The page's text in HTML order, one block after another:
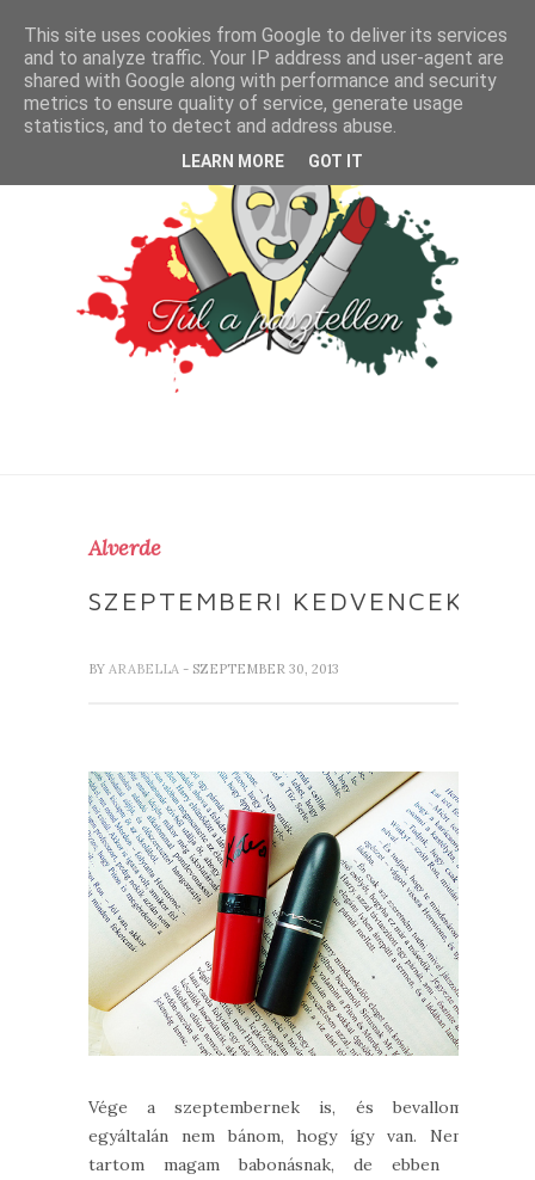
Alverde
SZEPTEMBERI KEDVENCEK
BY ARABELLA - SZEPTEMBER 30, 2013
Vége a szeptembernek is, és bevallom,
egyáltalán nem bánom, hogy így van. Nem
tartom magam babonásnak, de ebben a
This site uses cookies from Google to deliver its services
and to analyze traffic. Your IP address and user-agent are
shared with Google along with performance and security
metrics to ensure quality of service, generate usage
statistics, and to detect and address abuse.
LEARN MORE GOT IT